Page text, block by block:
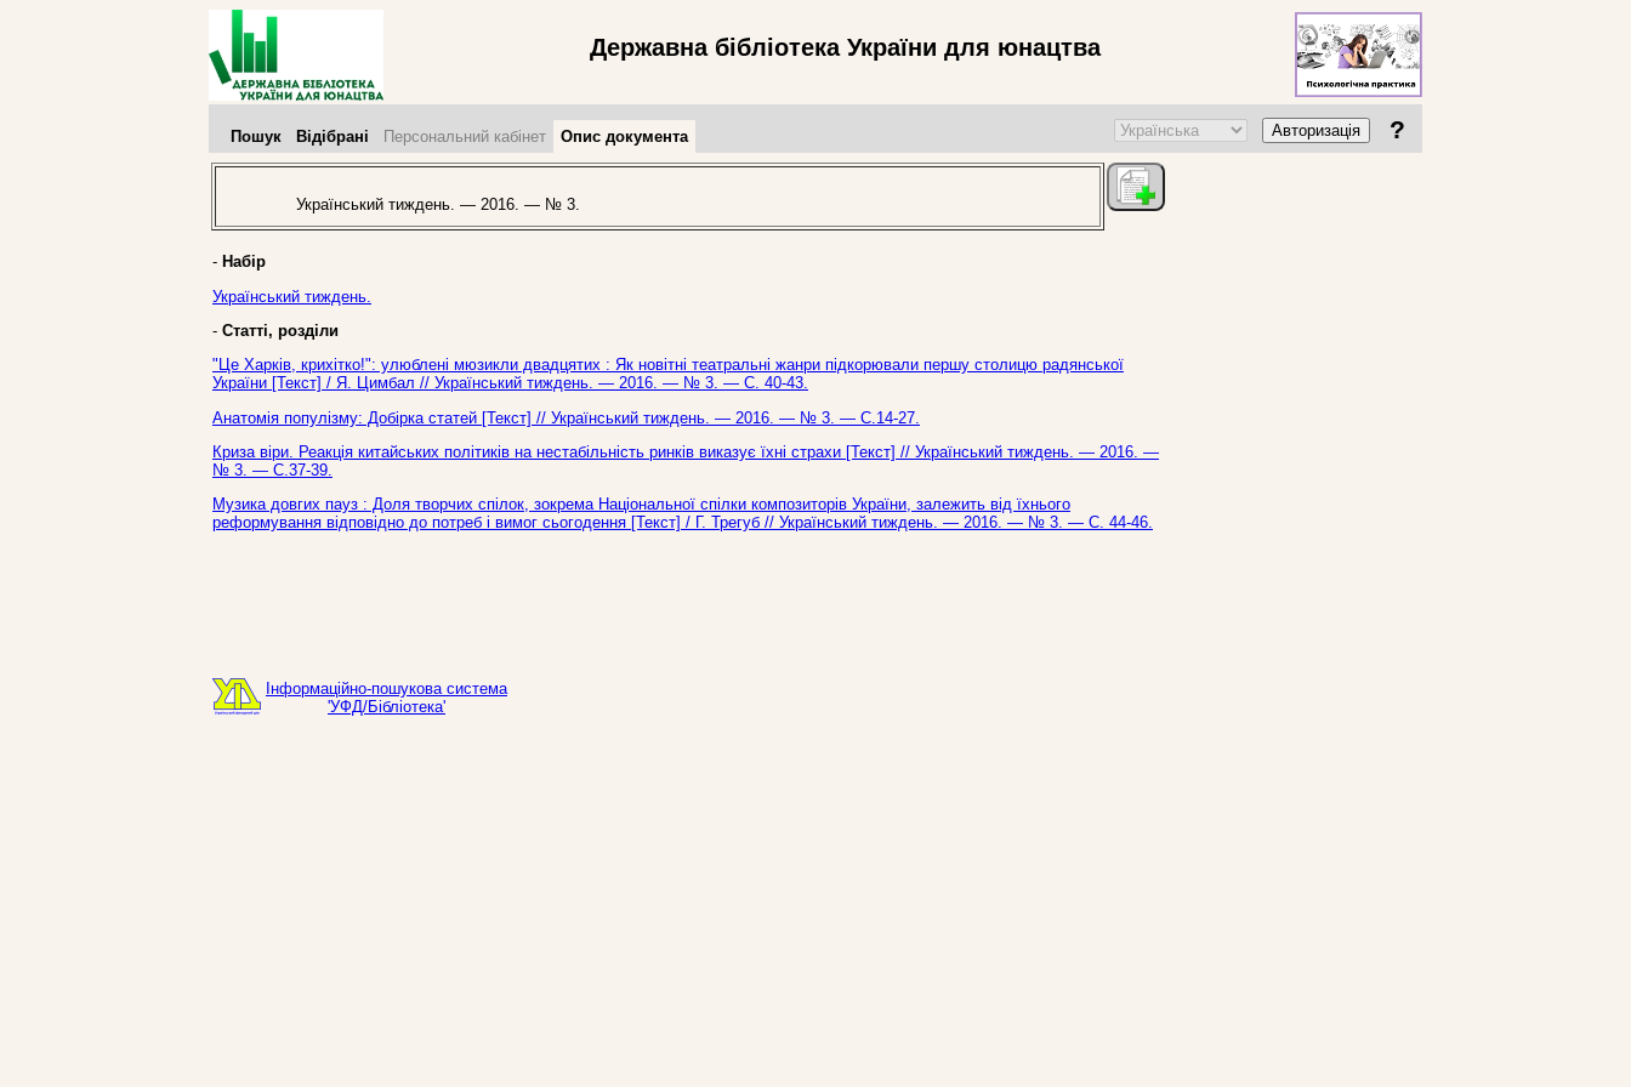
Державна бібліотека України для юнацтва
Пошук Відібрані Персональний кабінет Опис документа Авторизація ?
Український тиждень. — 2016. — № 3.
- Набір
Український тиждень.
- Статті, розділи
"Це Харків, крихітко!": улюблені мюзикли двадцятих : Як новітні театральні жанри підкорювали першу столицю радянської
України [Текст] / Я. Цимбал // Український тиждень. — 2016. — № 3. — С. 40-43.
Анатомія популізму: Добірка статей [Текст] // Український тиждень. — 2016. — № 3. — С.14-27.
Криза віри. Реакція китайських політиків на нестабільність ринків виказує їхні страхи [Текст] // Український тиждень. — 2016. —
№ 3. — С.37-39.
Музика довгих пауз : Доля творчих спілок, зокрема Національної спілки композиторів України, залежить від їхнього
реформування відповідно до потреб і вимог сьогодення [Текст] / Г. Трегуб // Український тиждень. — 2016. — № 3. — С. 44-46.
Інформаційно-пошукова система
'УФД/Бібліотека'